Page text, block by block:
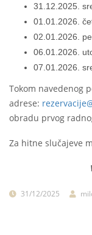
31.12.2025.
01.01.2026.
02.01.2026.
06.01.2026.
07.01.2026.
Tokom navedenog
adrese:
obradu prvog
Za hitne slučajeve
31/12/2025